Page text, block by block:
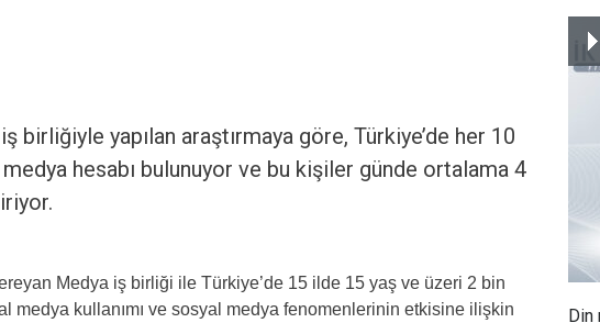
birliğiyle yapılan araştırmaya göre, Türkiye’de her 10
hesabı bulunuyor ve bu kişiler günde ortalama 4
Medya iş birliği ile Türkiye’de 15 ilde 15 yaş ve üzeri 2 bin
medya kullanımı ve sosyal medya fenomenlerinin etkisine ilişkin
Din